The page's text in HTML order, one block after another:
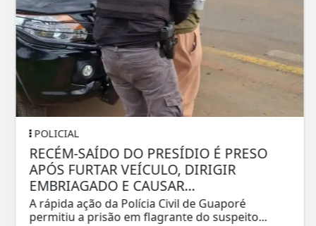
POLICIAL
RECÉM-SAÍDO DO PRESÍDIO É PRESO
APÓS FURTAR VEÍCULO, DIRIGIR
EMBRIAGADO E CAUSAR...
A rápida ação da Polícia Civil de Guaporé
permitiu a prisão em flagrante do suspeito...